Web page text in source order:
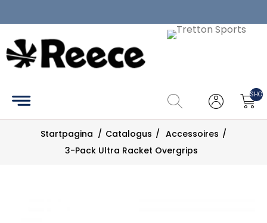
Home
Catalogus
Maattabel
Startpagina / Catalogus / Accessoires /
3-Pack Ultra Racket Overgrips